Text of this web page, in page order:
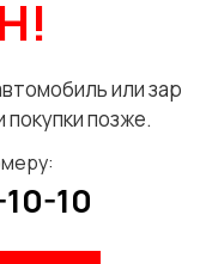
или зар
позже.
10